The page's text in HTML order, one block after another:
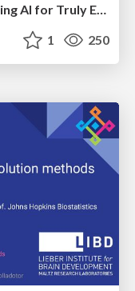
The Director’s Chair: Orchestrating AI for Truly Effective Learning
1 250